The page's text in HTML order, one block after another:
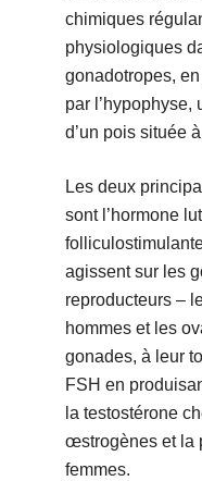
chimiques
physiologiques
gonadotropes,
par
d’un pois située
Les deux
sont l’hormone
agissent sur les
reproducteurs –
hommes et les
gonades, à leur
FSH en
la testostérone
œstrogènes et la
femmes.